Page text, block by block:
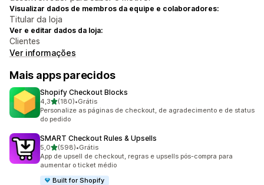
Visualizar dados de membros da equipe e colaboradores:
Titular da loja
Ver e editar dados da loja:
Clientes
Ver informações
Mais apps parecidos
Shopify Checkout Blocks
4,3de 5 estrelas
(180)
180 avaliações ao todo
•Grátis
Personalize as páginas de checkout, de agradecimento e de status
do pedido
SMART Checkout Rules & Upsells
5,0de 5 estrelas
(598)
598 avaliações ao todo
•Grátis
App de upsell de checkout, regras e upsells pós-compra para
aumentar o ticket médio
Built for Shopify